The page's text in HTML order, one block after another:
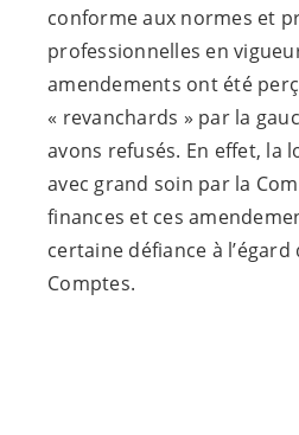
conforme aux normes et
professionnelles en
amendements ont été
« revanchards » par la
avons refusés. En effet, la
avec grand soin par la
finances et ces
certaine défiance à l’égard
Comptes.